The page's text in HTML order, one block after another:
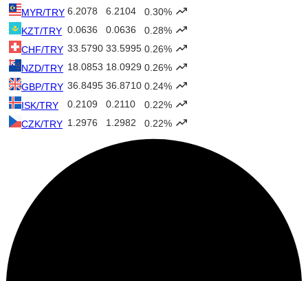
MYR/TRY 6.2078 6.2104
0.30%
KZT/TRY 0.0636 0.0636
0.28%
CHF/TRY 33.5790 33.5995 0.26%
NZD/TRY 18.0853 18.0929 0.26%
GBP/TRY 36.8495 36.8710 0.24%
ISK/TRY
0.2109 0.2110
0.22%
CZK/TRY 1.2976 1.2982 0.22%